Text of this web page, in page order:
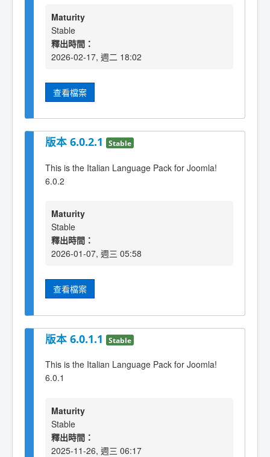
Maturity
Stable
釋出時間：
2026-02-17, 週二 18:02
查看檔案
版本 6.0.2.1 Stable
This is the Italian Language Pack for Joomla!
6.0.2
Maturity
Stable
釋出時間：
2026-01-07, 週三 05:58
查看檔案
版本 6.0.1.1 Stable
This is the Italian Language Pack for Joomla!
6.0.1
Maturity
Stable
釋出時間：
2025-11-26, 週三 06:17